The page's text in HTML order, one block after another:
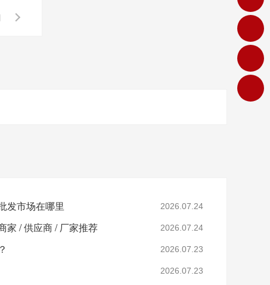
发市场在哪里 2026.07.24
家 / 供应商 / 厂家推荐 2026.07.24
2026.07.23
2026.07.23